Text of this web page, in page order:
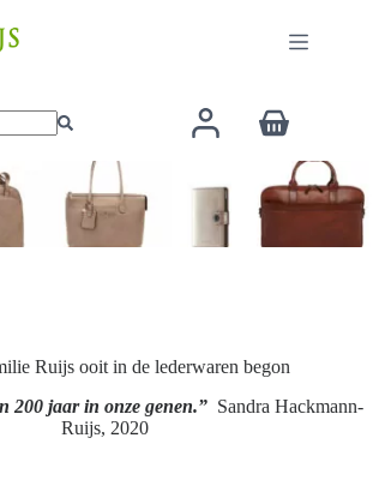
Ruijs ooit in de lederwaren begon
200 jaar in onze genen.” Sandra Hackmann-
Ruijs, 2020